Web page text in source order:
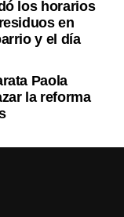
los horarios
en
y el día
Paola
la reforma